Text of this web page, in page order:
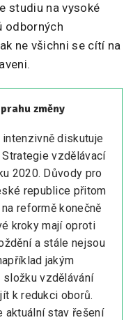
studiu na vysoké
odborných
ne všichni se cítí na
změny
diskutuje
vzdělávací
2020. Důvody pro
republice přitom
reformě konečně
kroky mají oproti
a stále nejsou
jakým
vzdělávání
k redukci oborů.
aktuální stav řešení